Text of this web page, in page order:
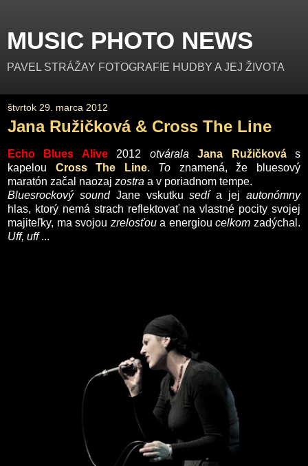
MUSIC PHOTO NEWS
PAVEL STRÁŽAY FOTOGRAFIE HUDBY A JEJ ŽIVOTA
štvrtok 29. marca 2012
Jana Ružičková & Cross The Line
Echo Blues Alive2012 otváralaJana Ružičkovás
kapelou Cross The Line. To znamená, že bluesový
maratón začal naozaj zostra a v poriadnom tempe.
Bluesrockový soundJane vskutkusedía jejautonómny
hlas, ktorý nemá strach reflektovať na vlastné pocity svojej
majiteľky, ma svojou zrelosťoua energioucelkomzadýchal.
Uff, uff...